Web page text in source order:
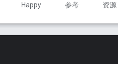
Happy 参考
资源